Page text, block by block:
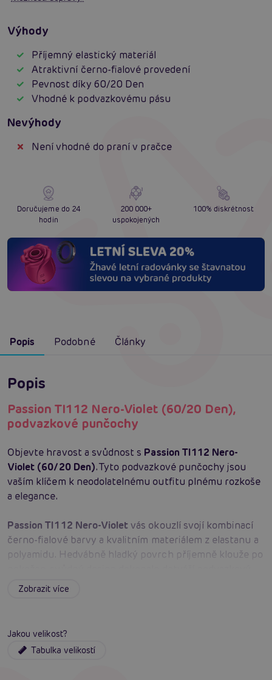
Výhody
Příjemný elastický materiál
Atraktivní černo-fialové provedení
Pevnost díky 60/20 Den
Vhodné k podvazkovému pásu
Nevýhody
Není vhodné do praní v pračce
Doručujeme do 24
hodin
200 000+
uspokojených
100% diskrétnost
Popis Podobné Články
Popis
Passion TI112 Nero-Violet (60/20 Den),
podvazkové punčochy
Objevte hravost a svůdnost s Passion TI112 Nero-
Violet (60/20 Den). Tyto podvazkové punčochy jsou
vaším klíčem k neodolatelnému outfitu plnému rozkoše
a elegance.
Passion TI112 Nero-Violetvás okouzlí svojí kombinací
černo-fialové barvy a kvalitním materiálem z elastanu a
polyamidu. Hedvábně hladký povrch příjemně klouže po
efekt. 60/20 Den zajišťuje optimální pevnost i pohodlí,
velikostem a dodají vám pocit výjimečnosti při každém
Zobrazit více
Jakou velikost?
Tabulka velikostí